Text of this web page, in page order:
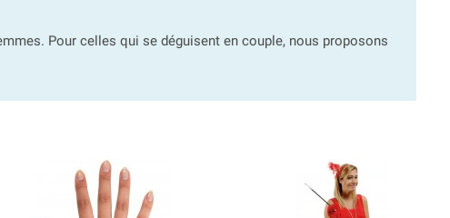
Pour celles qui se déguisent en couple, nous proposons